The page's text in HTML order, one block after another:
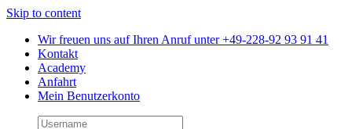
Skip to content
Wir freuen uns auf Ihren Anruf unter +49-228-92 93 91 41
Kontakt
Academy
Anfahrt
Mein Benutzerkonto